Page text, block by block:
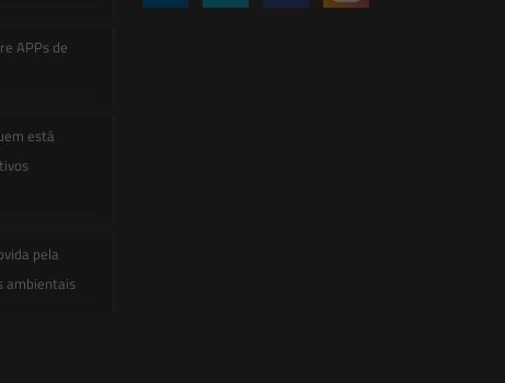
APPs de
está
pela
ambientais